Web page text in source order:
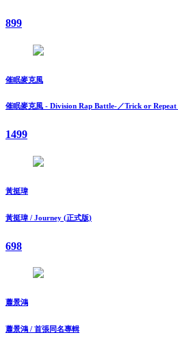
899
催眠麥克風
催眠麥克風 - Division Rap Battle-／Trick or Repeat
1499
黃挺瑋
黃挺瑋 / Journey (正式版)
698
蕭景鴻
蕭景鴻 / 首張同名專輯